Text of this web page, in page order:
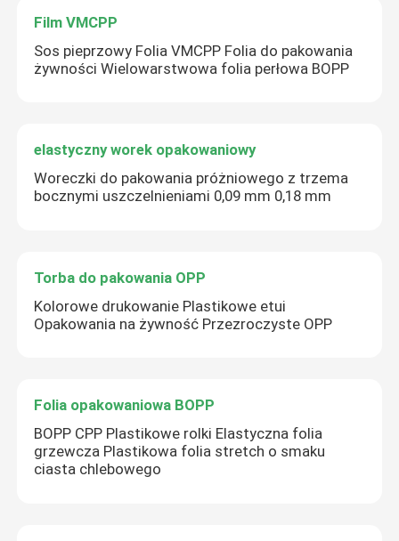
Film VMCPP
Sos pieprzowy Folia VMCPP Folia do pakowania
żywności Wielowarstwowa folia perłowa BOPP
elastyczny worek opakowaniowy
Woreczki do pakowania próżniowego z trzema
bocznymi uszczelnieniami 0,09 mm 0,18 mm
Torba do pakowania OPP
Kolorowe drukowanie Plastikowe etui
Opakowania na żywność Przezroczyste OPP
Folia opakowaniowa BOPP
BOPP CPP Plastikowe rolki Elastyczna folia
grzewcza Plastikowa folia stretch o smaku
ciasta chlebowego